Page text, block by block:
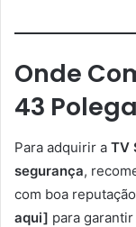
Onde
43
Para adquirir a TV
segurança,
com boa
aqui] para